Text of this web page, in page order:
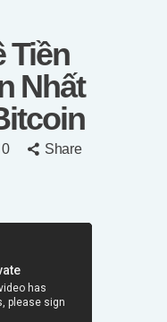
Tiền
Nhất
0 Share